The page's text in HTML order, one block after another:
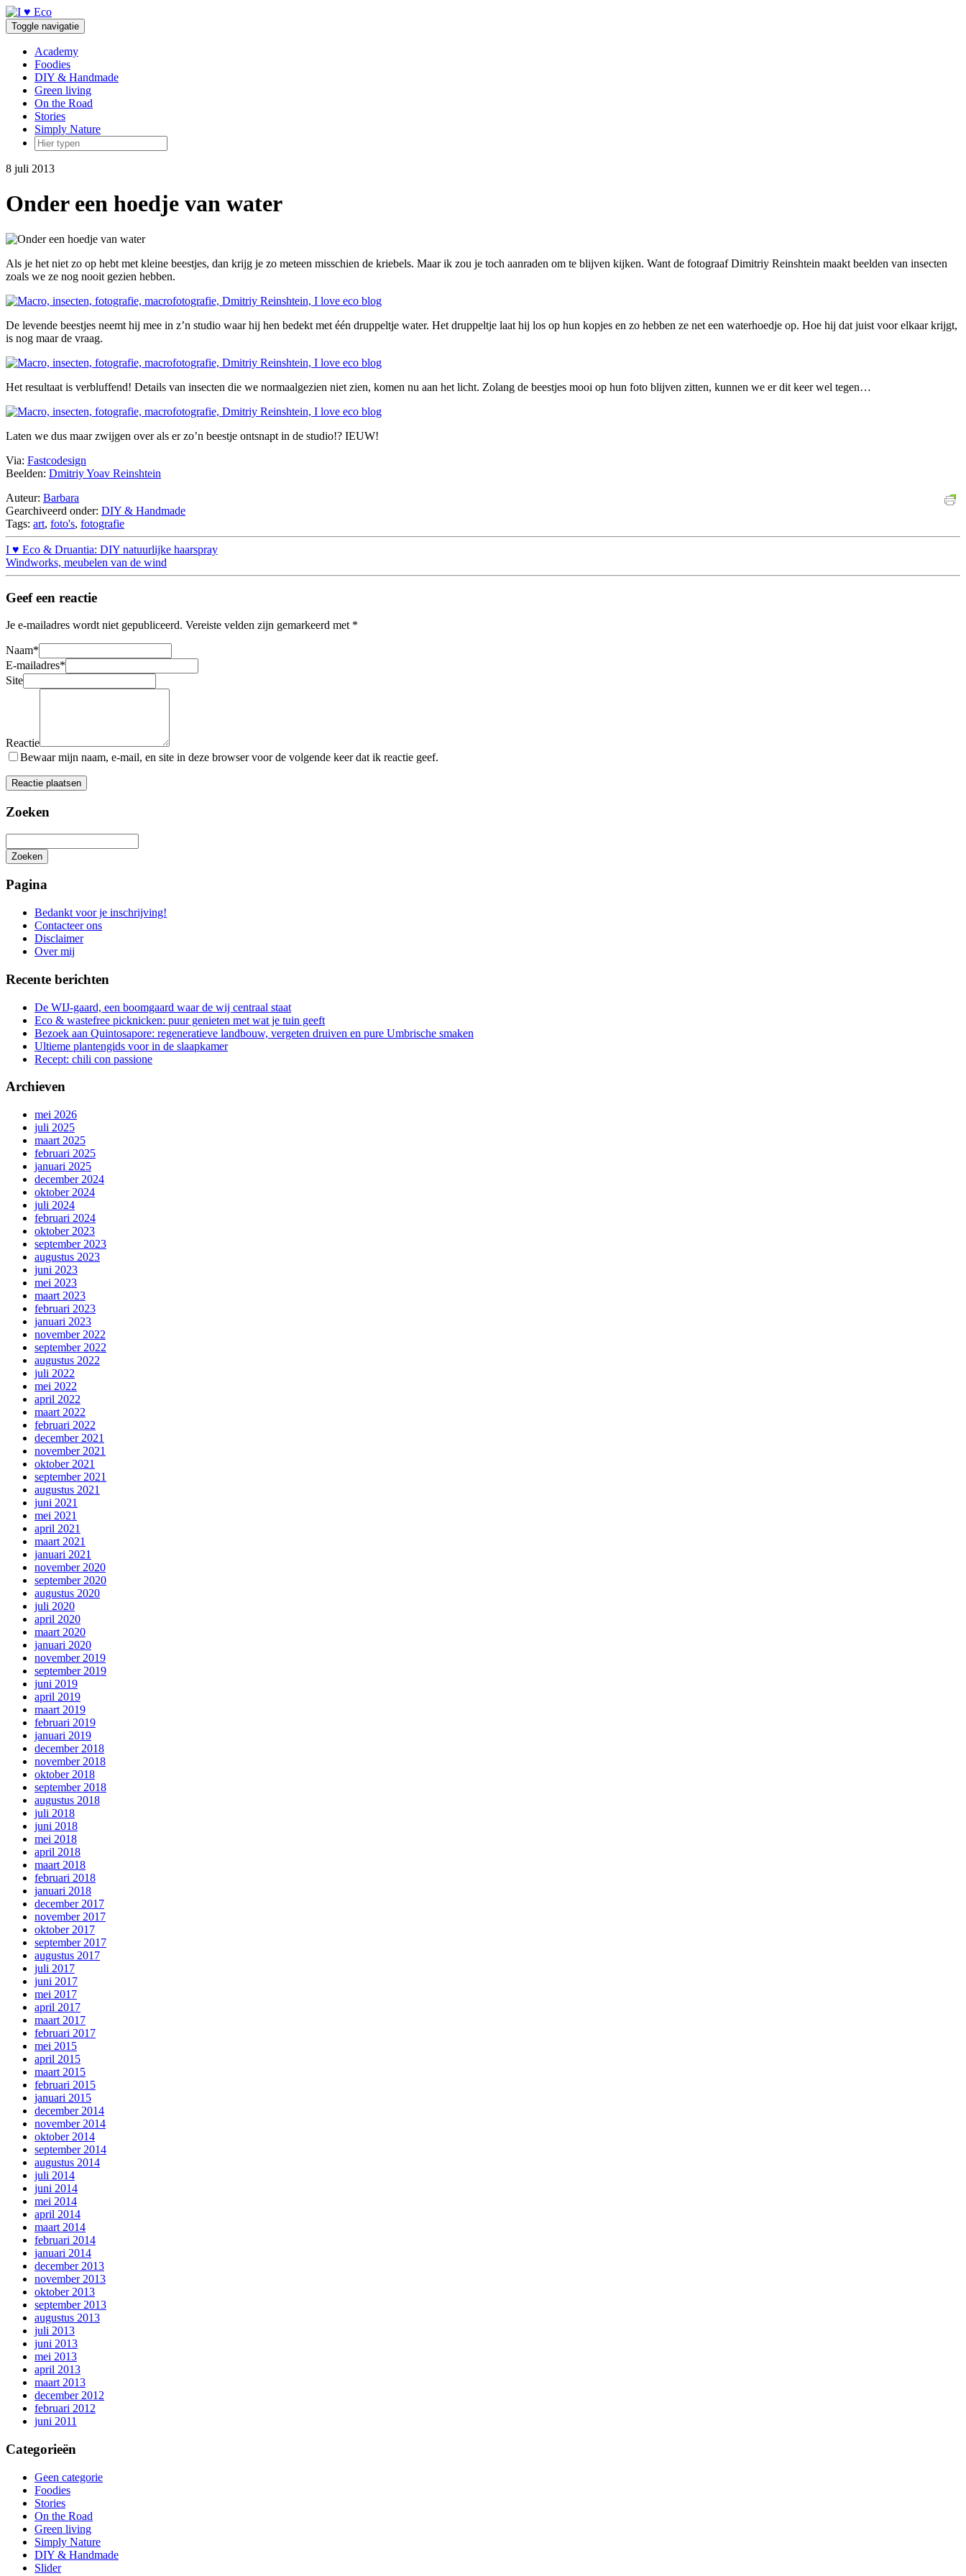
Doorgaan
naar
inhoud
Toggle navigatie
Academy
Foodies
DIY & Handmade
Green living
On the Road
Stories
Simply Nature
8 juli 2013
Onder een hoedje van water
Als je het niet zo op hebt met kleine beestjes, dan krijg je zo meteen misschien de kriebels. Maar ik zou je toch aanraden om te blijven kijken. Want de fotograaf Dimitriy Reinshtein maakt beelden van insecten
zoals we ze nog nooit gezien hebben.
De levende beestjes neemt hij mee in z’n studio waar hij hen bedekt met één druppeltje water. Het druppeltje laat hij los op hun kopjes en zo hebben ze net een waterhoedje op. Hoe hij dat juist voor elkaar krijgt,
is nog maar de vraag.
Het resultaat is verbluffend! Details van insecten die we normaalgezien niet zien, komen nu aan het licht. Zolang de beestjes mooi op hun foto blijven zitten, kunnen we er dit keer wel tegen…
Laten we dus maar zwijgen over als er zo’n beestje ontsnapt in de studio!? IEUW!
Via: Fastcodesign
Beelden: Dmitriy Yoav Reinshtein
Auteur: Barbara
Gearchiveerd onder: DIY & Handmade
Tags: art, foto's, fotografie
I ♥ Eco & Druantia: DIY natuurlijke haarspray
Windworks, meubelen van de wind
Geef een reactie
Je e-mailadres wordt niet gepubliceerd. Vereiste velden zijn gemarkeerd met *
Naam*
E-mailadres*
Site
Reactie
Bewaar mijn naam, e-mail, en site in deze browser voor de volgende keer dat ik reactie geef.
Zoeken
Zoeken
zoeken
Pagina
Bedankt voor je inschrijving!
Contacteer ons
Disclaimer
Over mij
Recente berichten
De WIJ-gaard, een boomgaard waar de wij centraal staat
Eco & wastefree picknicken: puur genieten met wat je tuin geeft
Bezoek aan Quintosapore: regeneratieve landbouw, vergeten druiven en pure Umbrische smaken
Ultieme plantengids voor in de slaapkamer
Recept: chili con passione
Archieven
mei 2026
juli 2025
maart 2025
februari 2025
januari 2025
december 2024
oktober 2024
juli 2024
februari 2024
oktober 2023
september 2023
augustus 2023
juni 2023
mei 2023
maart 2023
februari 2023
januari 2023
november 2022
september 2022
augustus 2022
juli 2022
mei 2022
april 2022
maart 2022
februari 2022
december 2021
november 2021
oktober 2021
september 2021
augustus 2021
juni 2021
mei 2021
april 2021
maart 2021
januari 2021
november 2020
september 2020
augustus 2020
juli 2020
april 2020
maart 2020
januari 2020
november 2019
september 2019
juni 2019
april 2019
maart 2019
februari 2019
januari 2019
december 2018
november 2018
oktober 2018
september 2018
augustus 2018
juli 2018
juni 2018
mei 2018
april 2018
maart 2018
februari 2018
januari 2018
december 2017
november 2017
oktober 2017
september 2017
augustus 2017
juli 2017
juni 2017
mei 2017
april 2017
maart 2017
februari 2017
mei 2015
april 2015
maart 2015
februari 2015
januari 2015
december 2014
november 2014
oktober 2014
september 2014
augustus 2014
juli 2014
juni 2014
mei 2014
april 2014
maart 2014
februari 2014
januari 2014
december 2013
november 2013
oktober 2013
september 2013
augustus 2013
juli 2013
juni 2013
mei 2013
april 2013
maart 2013
december 2012
februari 2012
juni 2011
Categorieën
Geen categorie
Foodies
Stories
On the Road
Green living
Simply Nature
DIY & Handmade
Slider